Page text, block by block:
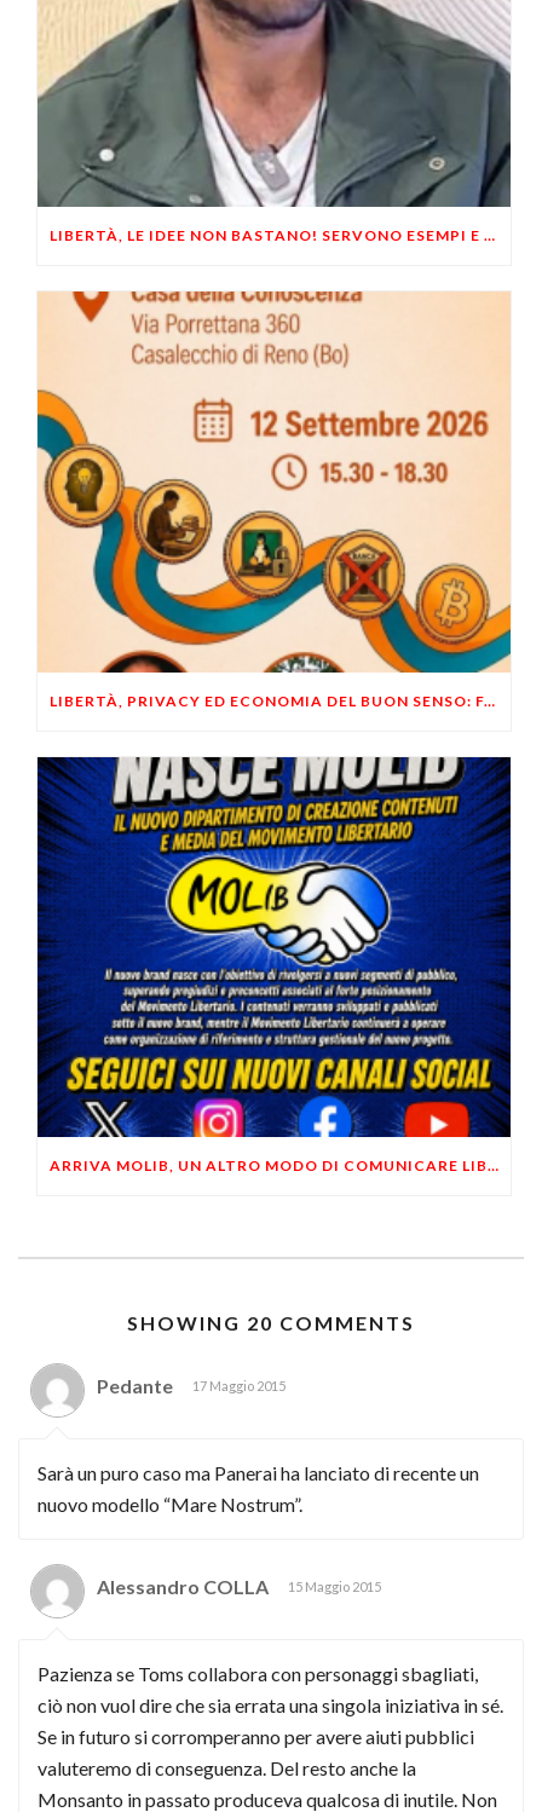
LIBERTÀ, LE IDEE NON BASTANO! SERVONO ESEMPI E UN PO’ DI COERENZA
LIBERTÀ, PRIVACY ED ECONOMIA DEL BUON SENSO: FACCO E MUSUMECI A CASALECCHIO DI RENO (BO)
ARRIVA MOLIB, UN ALTRO MODO DI COMUNICARE LIBERTARIO
SHOWING 20 COMMENTS
Pedante 17 Maggio 2015
Sarà un puro caso ma Panerai ha lanciato di recente un
nuovo modello “Mare Nostrum”.
Alessandro COLLA 15 Maggio 2015
Pazienza se Toms collabora con personaggi sbagliati,
ciò non vuol dire che sia errata una singola iniziativa in sé.
Se in futuro si corromperanno per avere aiuti pubblici
valuteremo di conseguenza. Del resto anche la
Monsanto in passato produceva qualcosa di inutile. Non